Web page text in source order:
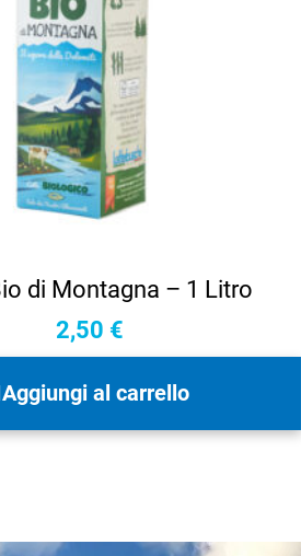
di Montagna – 1 Litro
2,50 €
Aggiungi al carrello